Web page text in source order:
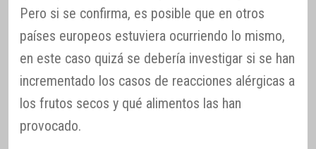
Pero si se confirma, es posible que en otros
países europeos estuviera ocurriendo lo mismo,
en este caso quizá se debería investigar si se han
incrementado los casos de reacciones alérgicas a
los frutos secos y qué alimentos las han
provocado.